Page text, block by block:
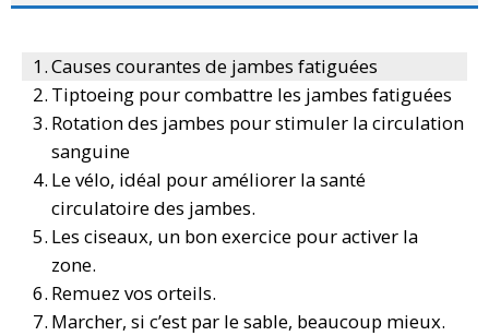
Causes courantes de jambes fatiguées
Tiptoeing pour combattre les jambes fatiguées
Rotation des jambes pour stimuler la circulation
sanguine
Le vélo, idéal pour améliorer la santé
circulatoire des jambes.
Les ciseaux, un bon exercice pour activer la
zone.
Remuez vos orteils.
Marcher, si c’est par le sable, beaucoup mieux.